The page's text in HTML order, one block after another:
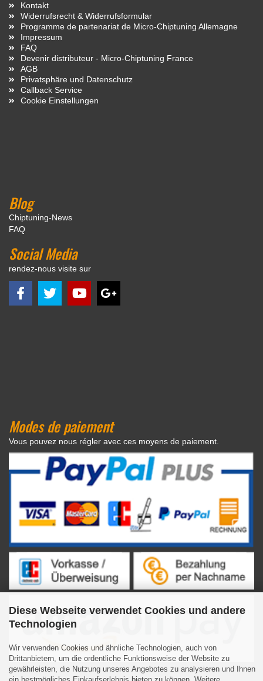
Diese Webseite verwendet Cookies und andere
Technologien
Wir verwenden Cookies und ähnliche Technologien, auch von
Drittanbietern, um die ordentliche Funktionsweise der Website zu
gewährleisten, die Nutzung unseres Angebotes zu analysieren und Ihnen
ein bestmögliches Einkaufserlebnis bieten zu können. Weitere
Kontakt
Widerrufsrecht & Widerrufsformular
Programme de partenariat de Micro-Chiptuning Allemagne
Impressum
FAQ
Devenir distributeur - Micro-Chiptuning France
AGB
Privatsphäre und Datenschutz
Callback Service
Cookie Einstellungen
Blog
Chiptuning-News
FAQ
Social Media
rendez-nous visite sur
Modes de paiement
Vous pouvez nous régler avec ces moyens de paiement.